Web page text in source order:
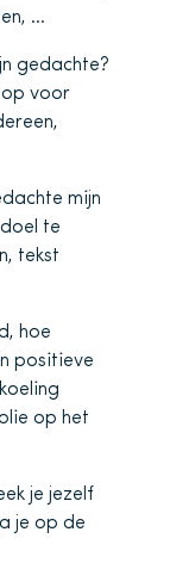
…
gedachte?
op voor
mijn
te
tekst
hoe
positieve
op het
je jezelf
je op de